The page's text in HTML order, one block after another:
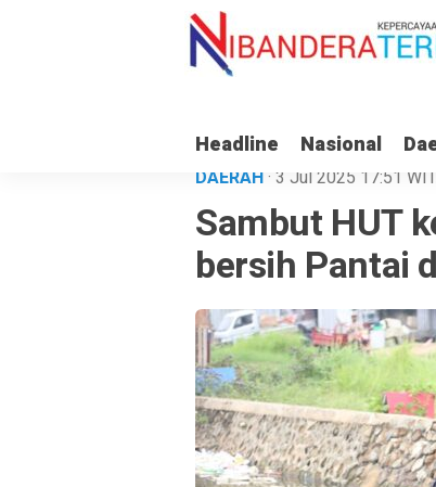
Headline Nasional
DAERAH· 3 Jul 2025 17:51
Sambut HUT
bersih Pantai